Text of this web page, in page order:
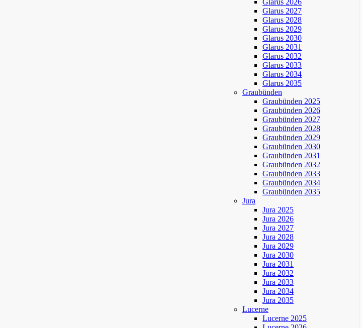
Glarus 2026
Glarus 2027
Glarus 2028
Glarus 2029
Glarus 2030
Glarus 2031
Glarus 2032
Glarus 2033
Glarus 2034
Glarus 2035
Graubünden
Graubünden 2025
Graubünden 2026
Graubünden 2027
Graubünden 2028
Graubünden 2029
Graubünden 2030
Graubünden 2031
Graubünden 2032
Graubünden 2033
Graubünden 2034
Graubünden 2035
Jura
Jura 2025
Jura 2026
Jura 2027
Jura 2028
Jura 2029
Jura 2030
Jura 2031
Jura 2032
Jura 2033
Jura 2034
Jura 2035
Lucerne
Lucerne 2025